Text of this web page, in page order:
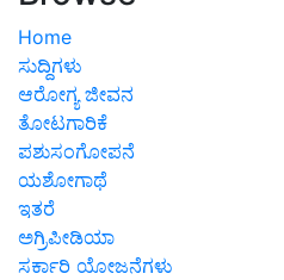
Home
ಸುದ್ದಿಗಳು
ಆರೋಗ್ಯ ಜೀವನ
ತೋಟಗಾರಿಕೆ
ಪಶುಸಂಗೋಪನೆ
ಯಶೋಗಾಥೆ
ಇತರೆ
ಅಗ್ರಿಪೀಡಿಯಾ
ಸರ್ಕಾರಿ ಯೋಜನೆಗಳು